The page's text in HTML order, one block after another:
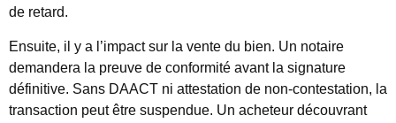
de retard.
Ensuite, il y a l’impact sur la vente du bien. Un notaire
demandera la preuve de conformité avant la signature
définitive. Sans DAACT ni attestation de non-contestation, la
transaction peut être suspendue. Un acheteur découvrant